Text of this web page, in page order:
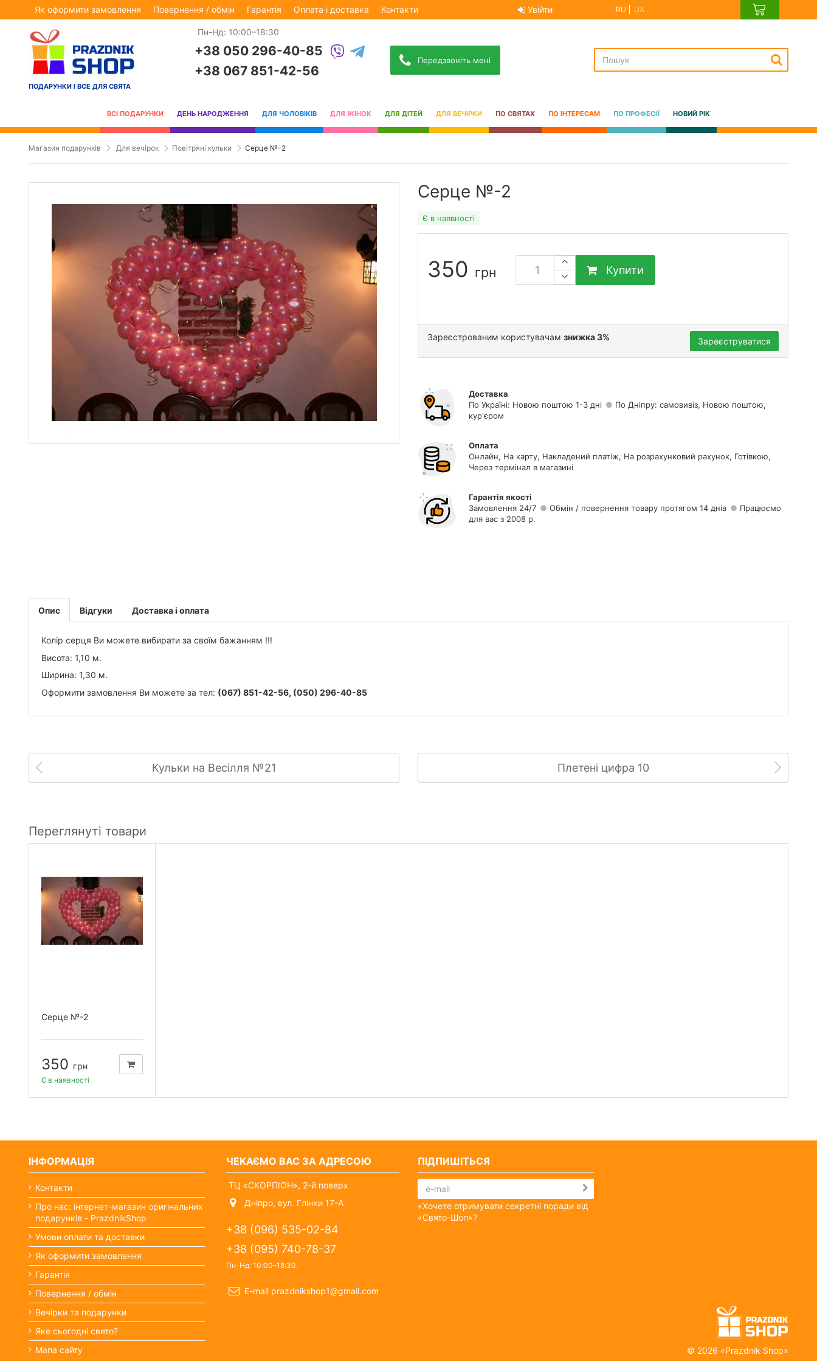
Як оформити замовлення Повернення / обмін Гарантія Оплата і доставка Контакти Увійти RU UA
ПОДАРУНКИ І ВСЕ ДЛЯ СВЯТА
Пн-Нд: 10:00–18:30
+38 050 296-40-85
+38 067 851-42-56
Передзвоніть мені
ВСІ ПОДАРУНКИ ДЕНЬ НАРОДЖЕННЯ ДЛЯ ЧОЛОВІКІВ ДЛЯ ЖІНОК ДЛЯ ДІТЕЙ ДЛЯ ВЕЧІРКИ ПО СВЯТАХ ПО ІНТЕРЕСАМ ПО ПРОФЕСІЇ НОВИЙ РІК
Магазин подарунків Для вечірок Повітряні кульки Серце №-2
Серце №-2
Є в наявності
350 грн Купити
Зареєстрованим користувачам знижка 3% Зареєструватися
Доставка
По Україні: Новою поштою 1-3 дні
По Дніпру: самовивіз, Новою поштою,
кур'єром
Оплата
Онлайн, На карту, Накладений платіж, На розрахунковий рахунок, Готівкою,
Через термінал в магазині
Гарантія якості
Замовлення 24/7
Обмін / повернення товару протягом 14 днів
Працюємо
для вас з 2008 р.
Опис
Колір серця Ви можете вибирати за своїм бажанням !!!
Висота: 1,10 м.
Ширина: 1,30 м.
Оформити замовлення Ви можете за тел: (067) 851-42-56, (050) 296-40-85
Відгуки Доставка і оплата
Кульки на Весілля №21 Плетені цифра 10
Переглянуті товари
Серце №-2
350 грн
Є в наявності
ІНФОРМАЦІЯ
Контакти
Про нас: інтернет-магазин оригінальних
подарунків - PrazdnikShop
Умови оплати та доставки
Як оформити замовлення
Гарантія
Повернення / обмін
Вечірки та подарунки
Яке сьогодні свято?
Мапа сайту
ЧЕКАЄМО ВАС ЗА АДРЕСОЮ
ТЦ «СКОРПІОН», 2-й поверх
Дніпро, вул. Глінки 17-А
+38 (096) 535-02-84
+38 (095) 740-78-37
Пн-Нд: 10:00–18:30.
E-mail prazdnikshop1@gmail.com
ПІДПИШІТЬСЯ
«Хочете отримувати секретні поради від
«Свято-Шоп»?
© 2026 «Prazdnik Shop»